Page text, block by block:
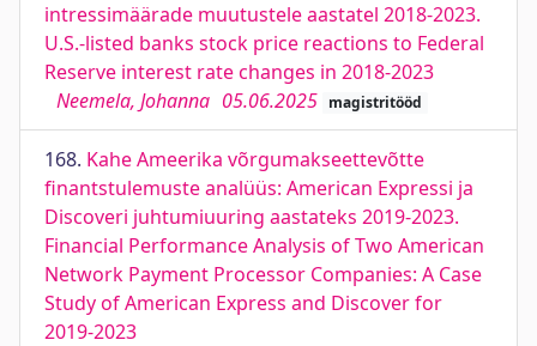
intressimäärade muutustele aastatel 2018-2023.
U.S.-listed banks stock price reactions to Federal
Reserve interest rate changes in 2018-2023
Neemela, Johanna 05.06.2025 magistritööd
168. Kahe Ameerika võrgumakseettevõtte
finantstulemuste analüüs: American Expressi ja
Discoveri juhtumiuuring aastateks 2019-2023.
Financial Performance Analysis of Two American
Network Payment Processor Companies: A Case
Study of American Express and Discover for
2019-2023